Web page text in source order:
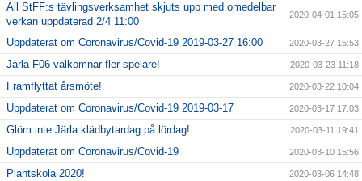
All StFF:s tävlingsverksamhet skjuts upp med omedelbar
verkan uppdaterad 2/4 11:00
2020-04-01 15:05
Uppdaterat om Coronavirus/Covid-19 2019-03-27 16:00 2020-03-27 15:53
Järla F06 välkomnar fler spelare! 2020-03-23 11:18
Framflyttat årsmöte! 2020-03-22 10:04
Uppdaterat om Coronavirus/Covid-19 2019-03-17 2020-03-17 17:03
Glöm inte Järla klädbytardag på lördag! 2020-03-11 19:41
Uppdaterat om Coronavirus/Covid-19 2020-03-10 15:56
Plantskola 2020! 2020-03-06 14:48